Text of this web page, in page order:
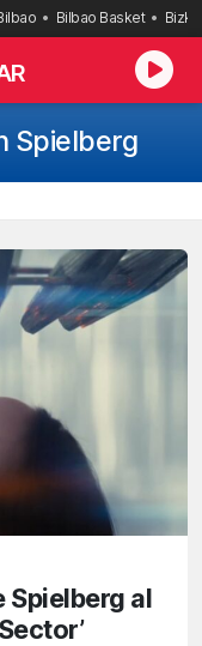
Bilbao Basket
Spielberg
Spielberg al